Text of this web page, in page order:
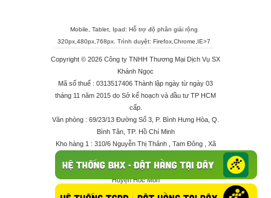
Mobile, Tablet, Ipad: Hỗ trợ độ phân giải rộng
320px,480px,768px. Trình duyệt: Firefox,Chrome,IE>7
Copyright © 2026 Công ty TNHH Thương Mại Dịch Vụ SX
Khánh Ngọc
Mã số thuế : 0313517406 Thành lập ngày từ ngày 03
tháng 11 năm 2015 do Sở kế hoạch và đầu tư TP HCM
cấp.
Văn phòng : 69/23/13 Đường Số 3, P. Bình Hưng Hòa, Q.
Bình Tân, TP. Hồ Chí Minh
Kho hàng 1 : 310/6 Nguyễn Thị Thảnh , Tam Đông , Xã
Kho hàng 2 : 68/2X Ấp Đông 1 , Xã Thới Tam Thôn ,
Huyện Hóc Môn
Điện thoại : 028 625 66506 - 0909 682 189 - 082 7158